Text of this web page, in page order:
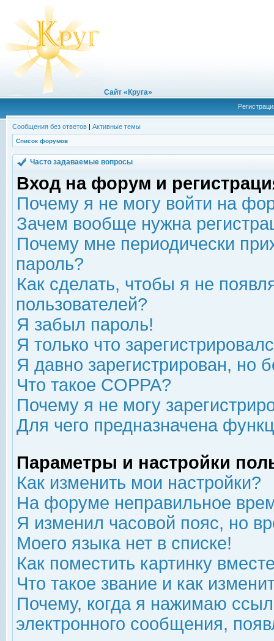
Сайт «Круга»
Сообщения без ответов | Активные темы
Список форумов
Часто задаваемые вопросы
Вход на форум и
Почему я не могу войти на
Зачем вообще нужна
Почему мне периодически
пароль?
Как сделать, чтобы я не
пользователей?
Я забыл пароль!
Я только что
Я давно зарегистрирован, но
Что такое COPPA?
Почему я не могу
Для чего предназначена
Параметры и настройки
Как изменить мои настройки?
На форуме неправильное
Я изменил часовой пояс, но
Моего языка нет в списке!
Как поместить картинку
Что такое звание и как
Почему, когда я нажимаю
электронного сообщения,